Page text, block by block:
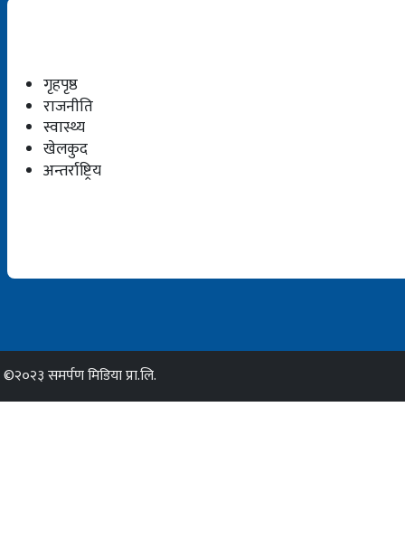
गृहपृष्ठ
राजनीति
स्वास्थ्य
खेलकुद
अन्तर्राष्ट्रिय
©२०२३ समर्पण मिडिया प्रा.लि.